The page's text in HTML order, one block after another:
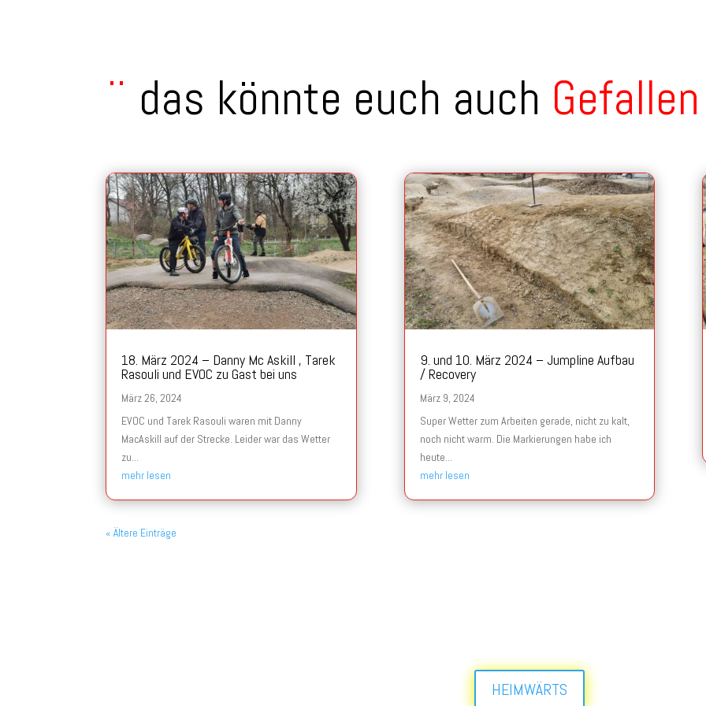
¨ das könnte euch auch Gefallen
18. März 2024 – Danny Mc Askill , Tarek
Rasouli und EVOC zu Gast bei uns
März 26, 2024
EVOC und Tarek Rasouli waren mit Danny
MacAskill auf der Strecke. Leider war das Wetter
zu...
mehr lesen
9. und 10. März 2024 – Jumpline Aufbau
/ Recovery
März 9, 2024
Super Wetter zum Arbeiten gerade, nicht zu kalt,
noch nicht warm. Die Markierungen habe ich
heute...
mehr lesen
« Ältere Einträge
HEIMWÄRTS